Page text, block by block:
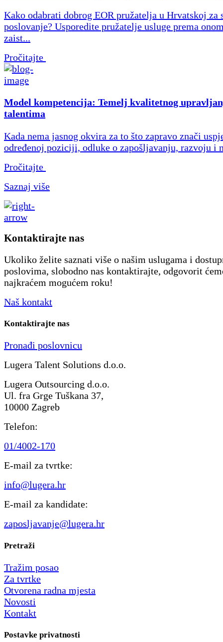
Kako odabrati dobrog EOR pružatelja u Hrvatskoj za
poslovanje? Usporedite pružatelje usluge prema
zaist...
Pročitajte
Model kompetencija: Temelj kvalitetnog
talentima
Kada nema jasnog okvira za to što zapravo znači
određenoj poziciji, odluke o zapošljavanju, razvoju i
Pročitajte
Saznaj više
Kontaktirajte nas
Ukoliko želite saznati više o našim uslugama i
poslovima, slobodno nas kontaktirajte, odgovorit
najkraćem mogućem roku!
Naš kontakt
Kontaktirajte nas
Pronađi poslovnicu
Lugera Talent Solutions d.o.o.
Lugera Outsourcing d.o.o.
Ul. fra Grge Tuškana 37,
10000 Zagreb
Telefon:
01/4002-170
E-mail za tvrtke:
info@lugera.hr
E-mail za kandidate:
zaposljavanje@lugera.hr
Pretraži
Tražim posao
Za tvrtke
Otvorena radna mjesta
Novosti
Kontakt
Postavke privatnosti